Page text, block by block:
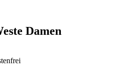
Damen